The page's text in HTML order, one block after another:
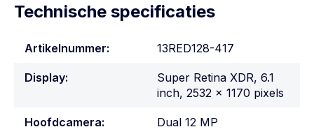
Technische specificaties
Artikelnummer: 13RED128-417
Display:
Super Retina XDR, 6.1
inch, 2532 x 1170 pixels
Hoofdcamera: Dual 12 MP